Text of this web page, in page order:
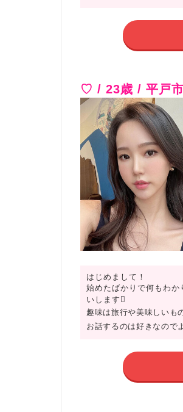
♡ / 23歳 / 平戸市
はじめまして！
始めたばかりで何もわ
いします
趣味は旅行や美味しいも
お話するのは好きなので